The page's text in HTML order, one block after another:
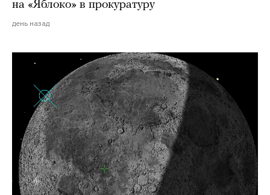
на «Яблоко» в прокуратуру
день назад